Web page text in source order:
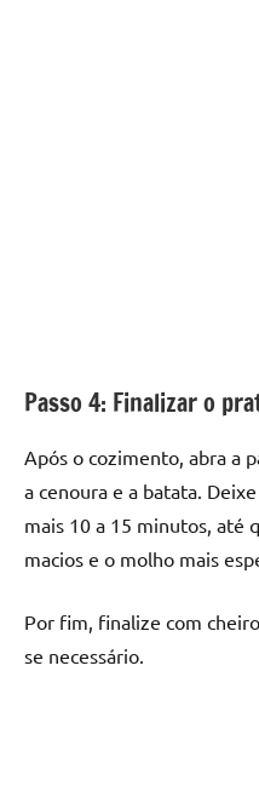
Passo 4: Finalizar o
Após o cozimento, abra a
a cenoura e a batata.
mais 10 a 15 minutos, até
macios e o molho mais
Por fim, finalize com
se necessário.